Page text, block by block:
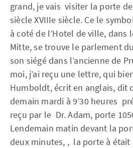
grand, je vais visiter la porte
siècle XVIIIe siècle. Ce le
à coté de l’Hotel de ville, dans
Mitte, se trouve le parlement
son siégé dans l’ancienne de
moi, j’ai reçu une lettre, qui
Humboldt, écrit en anglais, dit
demain mardi à 9’30 heures
reçu par le Dr. Adam, porte
Lendemain matin devant la
deux minutes, , la porte à était